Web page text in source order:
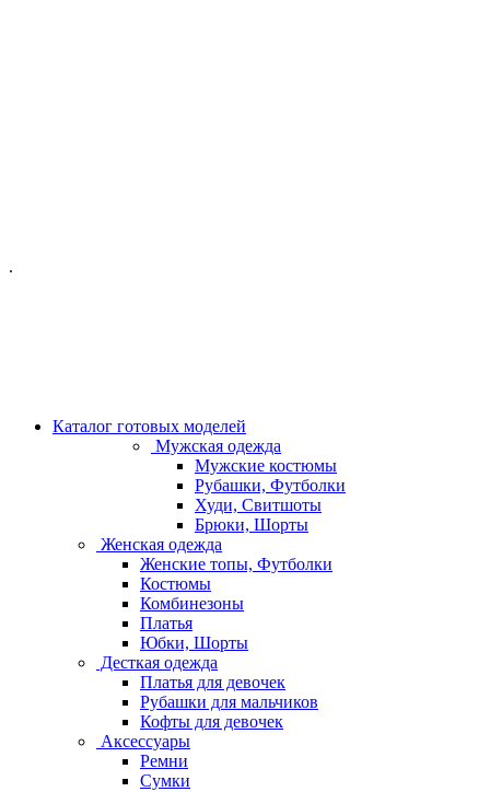
.
Каталог готовых моделей
Мужская одежда
Мужские костюмы
Рубашки, Футболки
Худи, Свитшоты
Брюки, Шорты
Женская одежда
Женские топы, Футболки
Костюмы
Комбинезоны
Платья
Юбки, Шорты
Десткая одежда
Платья для девочек
Рубашки для мальчиков
Кофты для девочек
Аксессуары
Ремни
Сумки